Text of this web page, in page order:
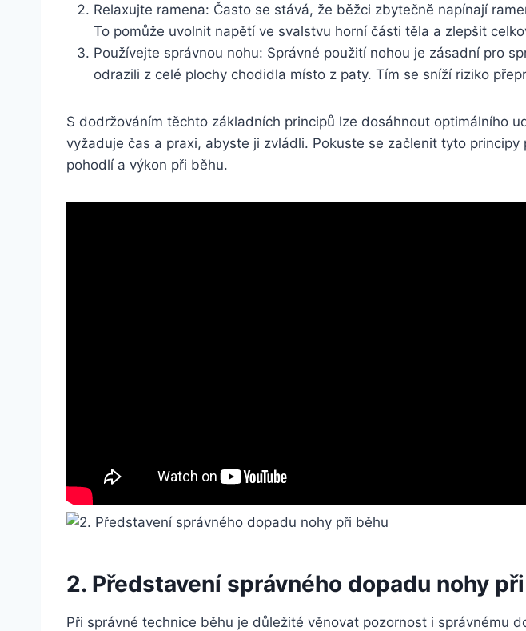
Relaxujte ramena: Často se stává, že běžci zbytečně napínají
To pomůže uvolnit napětí ve svalstvu horní části těla a zlepšit
Používejte správnou nohu: Správné použití nohou je zásadní pro
odrazili z celé plochy chodidla místo z paty. Tím se sníží riziko
S dodržováním těchto základních principů lze dosáhnout optimálního
vyžaduje čas a praxi, abyste ji zvládli. Pokuste se začlenit tyto
pohodlí a výkon při běhu.
2. Představení správného dopadu nohy
Při správné technice běhu je důležité věnovat pozornost i správnému